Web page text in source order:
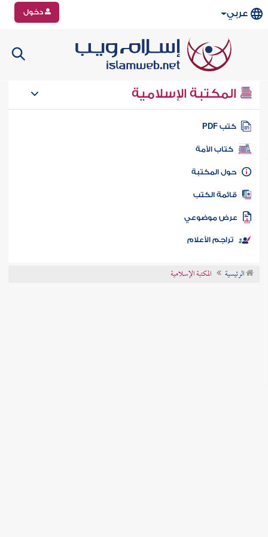
عربي دخول
المكتبة الإسلامية
كتب PDF
كتاب الأمة
المكتبة
الكتب
موضوعي
تراجم الأعلام
الرئيسية المكتبة الإسلامية